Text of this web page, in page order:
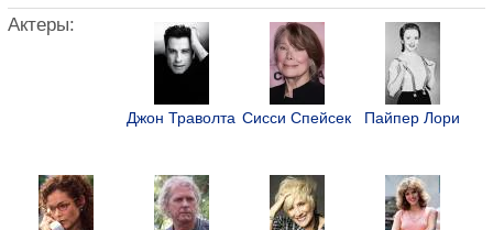
Актеры:
Джон Траволта Сисси Спейсек Пайпер Лори